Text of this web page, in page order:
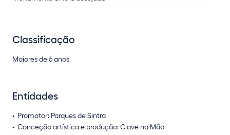
Classificação
Maiores de 6 anos
Entidades
Promotor: Parques de Sintra
Conceção artística e produção: Clave na Mão